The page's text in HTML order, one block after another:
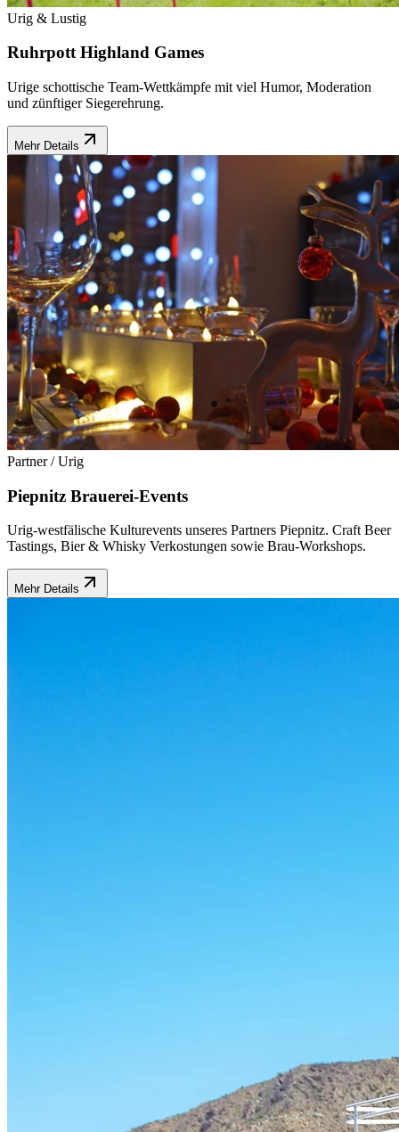
Urig & Lustig
Ruhrpott Highland Games
Urige schottische Team-Wettkämpfe mit viel Humor, Moderation
und zünftiger Siegerehrung.
Mehr Details
Partner / Urig
Piepnitz Brauerei-Events
Urig-westfälische Kulturevents unseres Partners Piepnitz. Craft Beer
Tastings, Bier & Whisky Verkostungen sowie Brau-Workshops.
Mehr Details